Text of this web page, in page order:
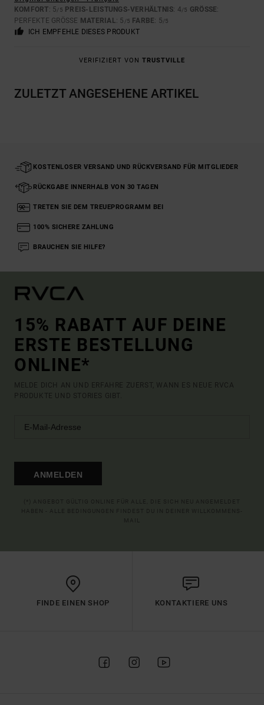
KOMFORT: 5/5 PREIS-LEISTUNGS-VERHÄLTNIS: 4/5 GRÖSSE :
PERFEKTE GRÖSSE MATERIAL: 5 /5 FARBE: 5/5
ICH EMPFEHLE DIESES PRODUKT
VERIFIZIERT VON TRUSTVILLE
ZULETZT ANGESEHENE ARTIKEL
KOSTENLOSER VERSAND UND RÜCKVERSAND FÜR MITGLIEDER
RÜCKGABE INNERHALB VON 30 TAGEN
TRETEN SIE DEM TREUEPROGRAMM BEI
100% SICHERE ZAHLUNG
BRAUCHEN SIE HILFE?
15% RABATT AUF DEINE
ERSTE BESTELLUNG
ONLINE*
MELDE DICH AN UND ERFAHRE ZUERST, WANN ES NEUE RVCA
PRODUKTE UND STORIES GIBT.
ANMELDEN
FINDE EINEN SHOP KONTAKTIERE UNS